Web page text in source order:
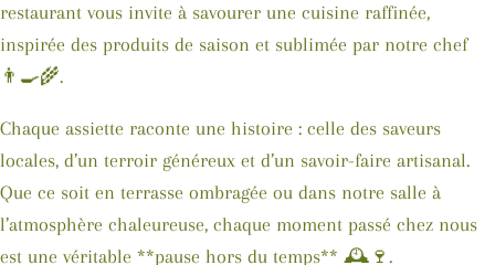
restaurant vous invite à savourer une cuisine raffinée,
inspirée des produits de saison et sublimée par notre chef
👨‍🍳🌾.
Chaque assiette raconte une histoire : celle des saveurs
locales, d’un terroir généreux et d’un savoir-faire artisanal.
Que ce soit en terrasse ombragée ou dans notre salle à
l’atmosphère chaleureuse, chaque moment passé chez nous
est une véritable **pause hors du temps** 🕰️🍷.